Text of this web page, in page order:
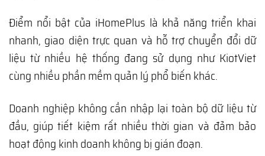
Điểm nổi bật của iHomePlus là khả năng triển khai
nhanh, giao diện trực quan và hỗ trợ chuyển đổi dữ
liệu từ nhiều hệ thống đang sử dụng như KiotViet
cùng nhiều phần mềm quản lý phổ biến khác.
Doanh nghiệp không cần nhập lại toàn bộ dữ liệu từ
đầu, giúp tiết kiệm rất nhiều thời gian và đảm bảo
hoạt động kinh doanh không bị gián đoạn.